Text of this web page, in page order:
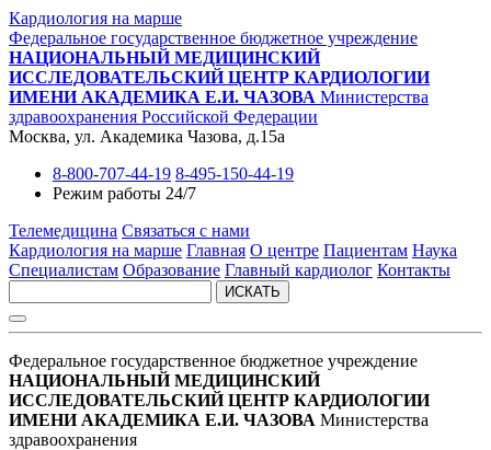
Кардиология на марше
Федеральное государственное бюджетное учреждение
НАЦИОНАЛЬНЫЙ МЕДИЦИНСКИЙ
ИССЛЕДОВАТЕЛЬСКИЙ ЦЕНТР КАРДИОЛОГИИ
ИМЕНИ АКАДЕМИКА Е.И. ЧАЗОВА Министерства
здравоохранения Российской Федерации
Москва, ул. Академика Чазова, д.15а
8-800-707-44-19 8-495-150-44-19
Режим работы 24/7
Телемедицина Связаться с нами
Кардиология на марше Главная О центре Пациентам Наука
Специалистам Образование Главный кардиолог Контакты
ИСКАТЬ
Федеральное государственное бюджетное учреждение
НАЦИОНАЛЬНЫЙ МЕДИЦИНСКИЙ
ИССЛЕДОВАТЕЛЬСКИЙ ЦЕНТР КАРДИОЛОГИИ
ИМЕНИ АКАДЕМИКА Е.И. ЧАЗОВА Министерства
здравоохранения